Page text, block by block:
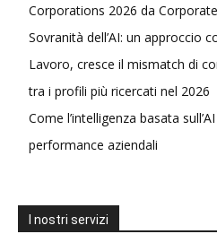
Corporations 2026 da
Sovranità dell’AI: un approccio
Lavoro, cresce il mismatch di
tra i profili più ricercati nel 2026
Come l’intelligenza basata
performance aziendali
I nostri servizi